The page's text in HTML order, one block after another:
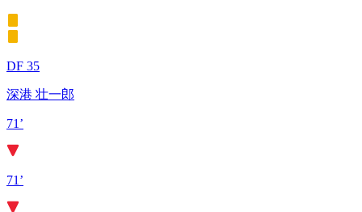
DF 35
深港 壮一郎
71’
71’